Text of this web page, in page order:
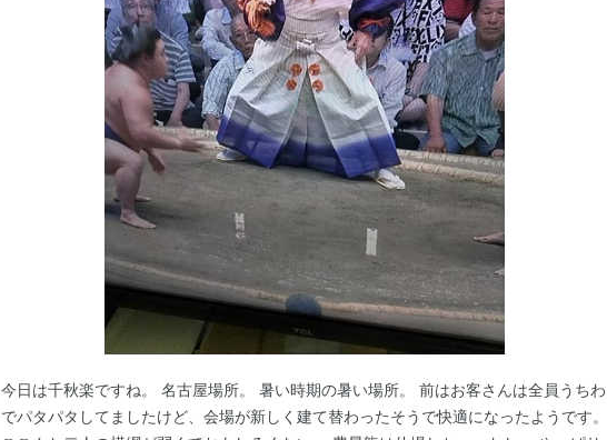
今日は千秋楽ですね。 名古屋場所。 暑い時期の暑い場所。 前はお客さんは全員うちわ
でパタパタしてましたけど、会場が新しく建て替わったそうで快適になったようです。